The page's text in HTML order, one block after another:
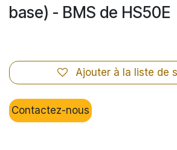
base) - BMS de HS50E
Ajouter à la liste de
Contactez-nous